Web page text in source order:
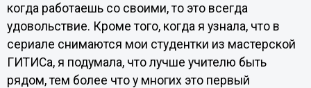
когда работаешь со своими, то это всегда
удовольствие. Кроме того, когда я узнала, что в
сериале снимаются мои студентки из мастерской
ГИТИСа, я подумала, что лучше учителю быть
рядом, тем более что у многих это первый